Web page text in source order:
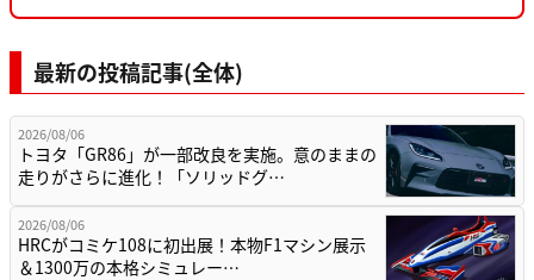
最新の投稿記事(全体)
2026/08/06
トヨタ「GR86」が一部改良を実施。意のままの
走りがさらに進化！「ソリッドグ…
2026/08/06
HRCがコミケ108に初出展！本物F1マシン展示
＆1300万の本格シミュレー…